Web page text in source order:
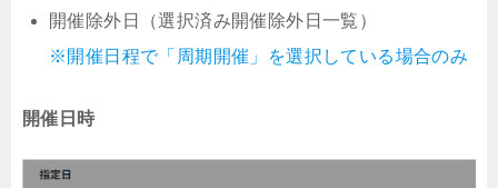
開催除外日（選択済み開催除外日一覧）
※開催日程で「周期開催」を選択している場合のみ
開催日時